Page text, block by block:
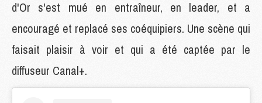
d'Or s'est mué en entraîneur, en leader, et a
encouragé et replacé ses coéquipiers. Une scène qui
faisait plaisir à voir et qui a été captée par le
diffuseur Canal+.